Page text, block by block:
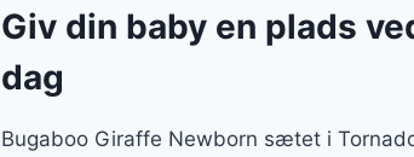
350 kr..175 kr..
Giv din baby en plads
dag
Bugaboo Giraffe Newborn sætet i